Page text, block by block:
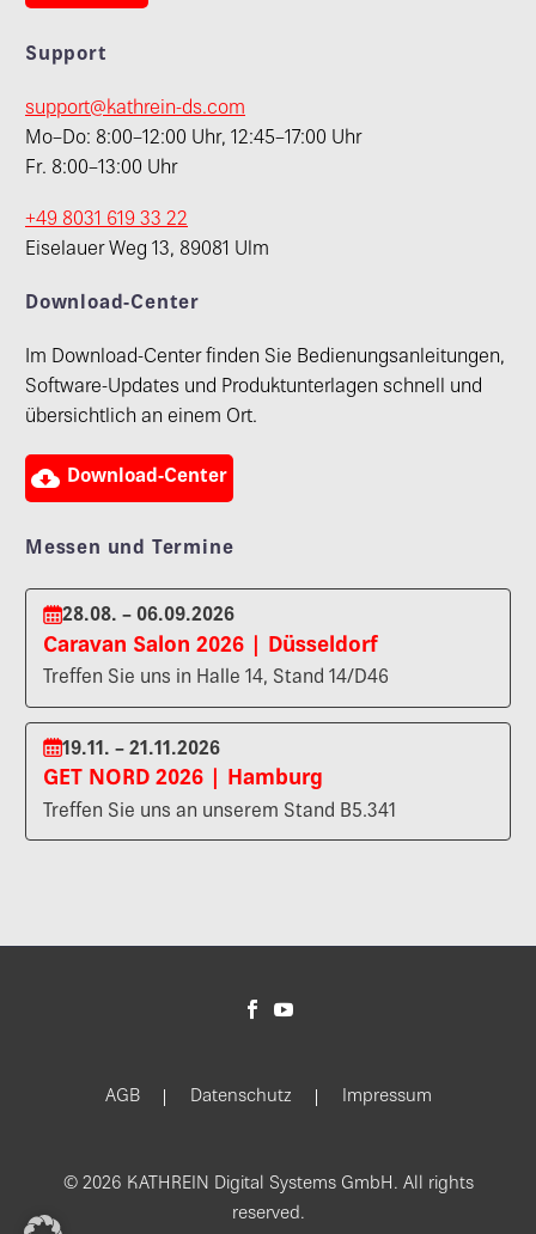
Support
support@kathrein-ds.com
Mo–Do: 8:00–12:00 Uhr, 12:45–17:00 Uhr
Fr. 8:00–13:00 Uhr
+49 8031 619 33 22
Eiselauer Weg 13, 89081 Ulm
Download-Center
Im Download-Center finden Sie Bedienungsanleitungen,
Software-Updates und Produktunterlagen schnell und
übersichtlich an einem Ort.
 Download-Center
Messen und Termine
28.08. – 06.09.2026
Caravan Salon 2026 | Düsseldorf
Treffen Sie uns in Halle 14, Stand 14/D46
19.11. – 21.11.2026
GET NORD 2026 | Hamburg
Treffen Sie uns an unserem Stand B5.341
AGB Datenschutz Impressum
© 2026 KATHREIN Digital Systems GmbH. All rights
reserved.